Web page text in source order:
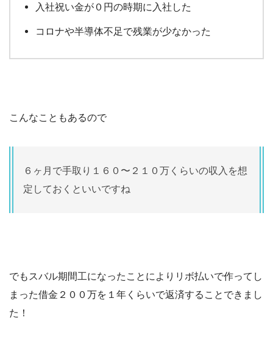
入社祝い金が０円の時期に入社した
コロナや半導体不足で残業が少なかった
こんなこともあるので
６ヶ月で手取り１６０〜２１０万くらいの収入を想
定しておくといいですね
でもスバル期間工になったことによりリボ払いで作ってし
まった借金２００万を１年くらいで返済することできまし
た！